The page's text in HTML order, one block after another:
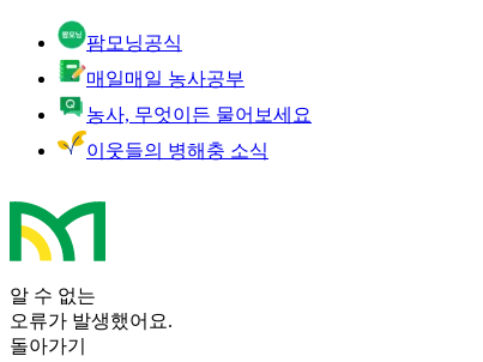
팜모닝공식
매일매일 농사공부
농사, 무엇이든 물어보세요
이웃들의 병해충 소식
알 수 없는
오류가 발생했어요.
돌아가기